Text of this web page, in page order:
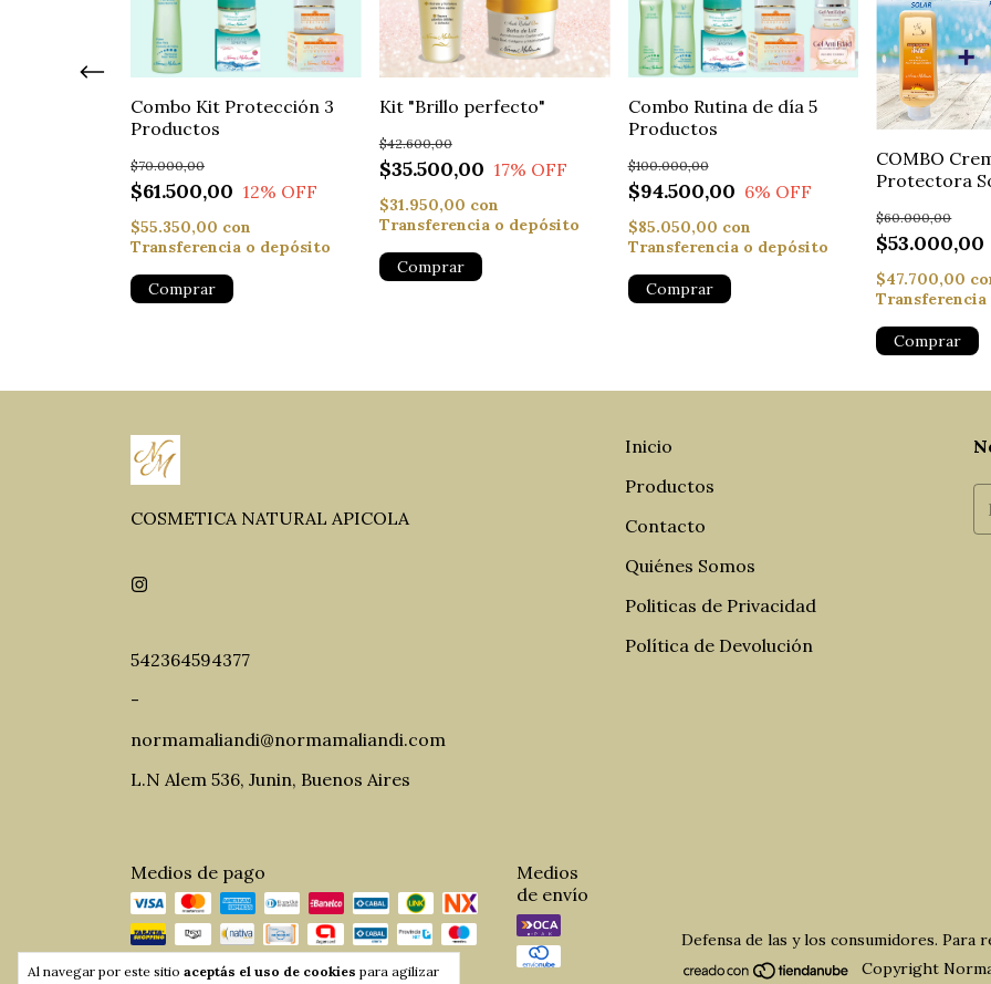
Al navegar por este sitio aceptás el uso de cookies para agilizar
Combo Kit Protección 3
Productos
$61.500,00
$70.000,00
12% OFF
$55.350,00 con
Transferencia o depósito
Kit "Brillo perfecto"
$35.500,00
$42.600,00
17% OFF
$31.950,00 con
Transferencia o depósito
Combo Rutina de día 5
Productos
$94.500,00
$100.000,00
6% OFF
$85.050,00 con
Transferencia o depósito
COMBO
Protectora
$53.000,00
$60.000,00
$47.700,00
COSMETICA NATURAL APICOLA
542364594377
-
normamaliandi@normamaliandi.com
L.N Alem 536, Junin, Buenos Aires
Inicio
Productos
Contacto
Quiénes Somos
Politicas de Privacidad
Política de Devolución
Medios de pago
Medios
de envío
Defensa de las y los consumidores. Para
Copyright